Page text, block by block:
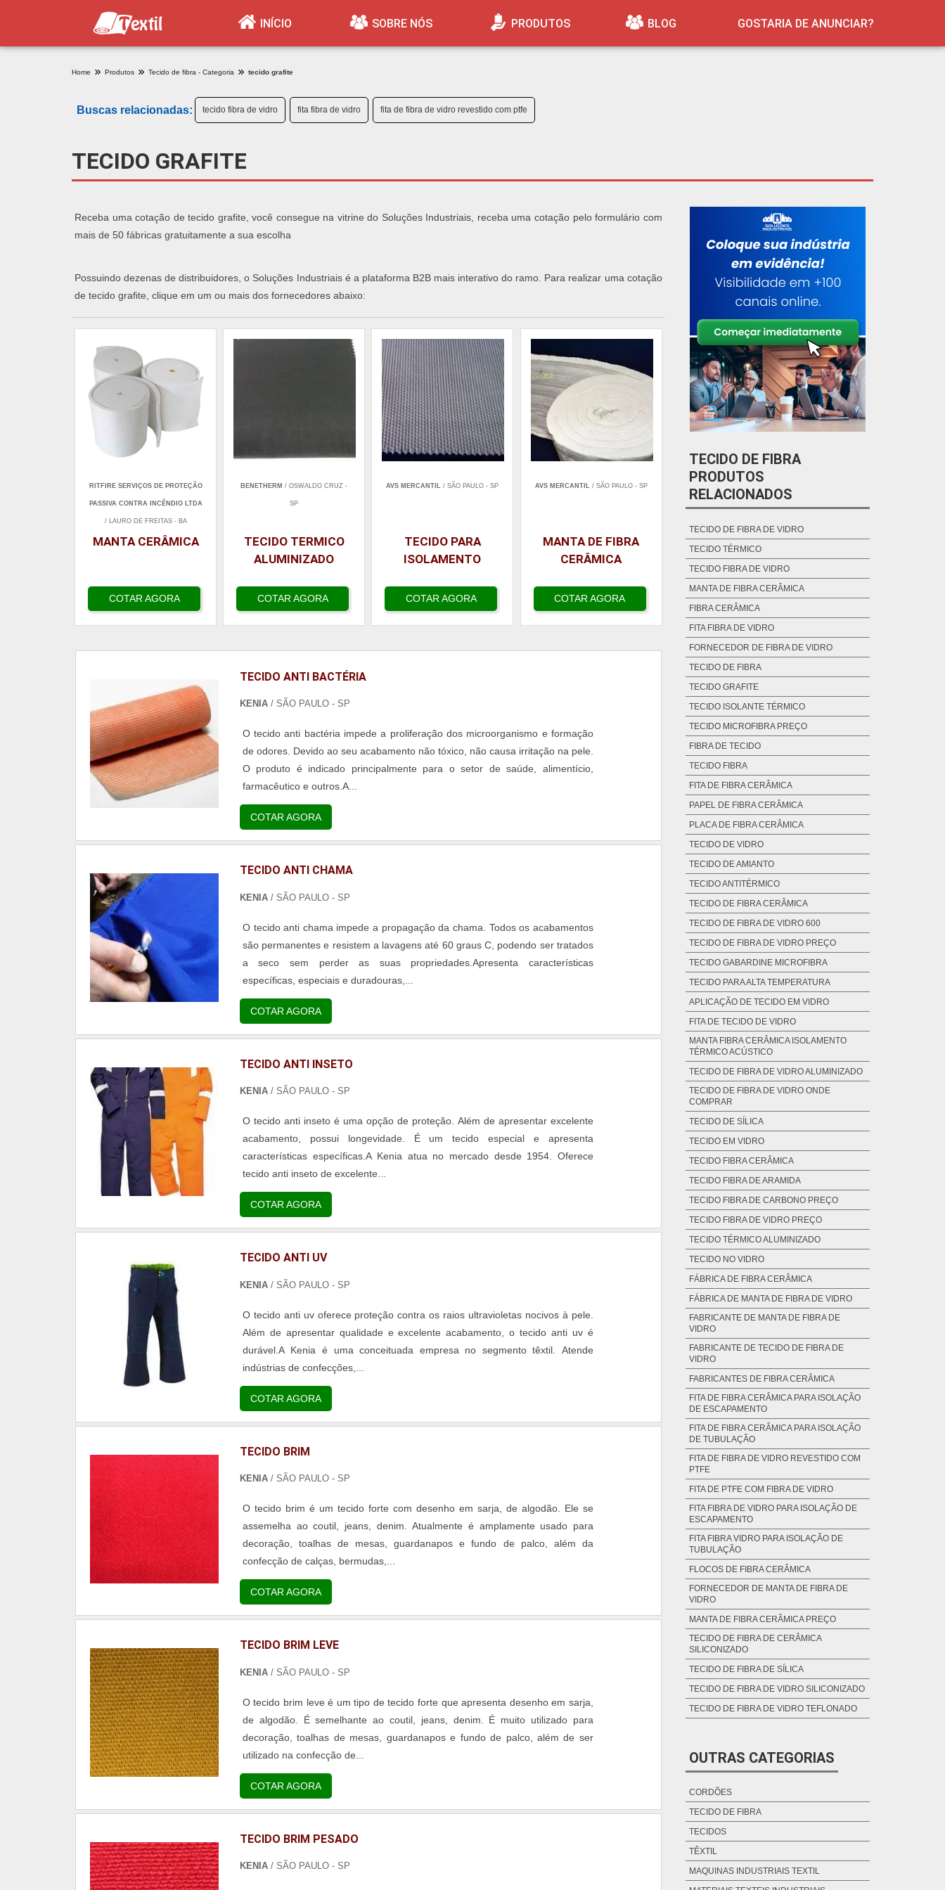
INÍCIO SOBRE NÓS PRODUTOS BLOG GOSTARIA DE ANUNCIAR?
Home Produtos Tecido de fibra - Categoria tecido grafite
Buscas relacionadas: tecido fibra de vidro fita fibra de vidro fita de fibra de vidro revestido com ptfe
TECIDO GRAFITE
Receba uma cotação de tecido grafite, você consegue na vitrine do Soluções Industriais, receba uma cotação pelo formulário com
mais de 50 fábricas gratuitamente a sua escolha
Possuindo dezenas de distribuidores, o Soluções Industriais é a plataforma B2B mais interativo do ramo. Para realizar uma cotação
de tecido grafite, clique em um ou mais dos fornecedores abaixo:
RITFIRE SERVIÇOS DE PROTEÇÃO
PASSIVA CONTRA INCÊNDIO LTDA
/ LAURO DE FREITAS - BA
MANTA CERÂMICA
COTAR AGORA
BENETHERM / OSWALDO CRUZ -
SP
TECIDO TERMICO
ALUMINIZADO
COTAR AGORA
AVS MERCANTIL / SÃO PAULO - SP
TECIDO PARA
ISOLAMENTO
COTAR AGORA
AVS MERCANTIL/ SÃO PAULO - SP
MANTA DE FIBRA
CERÂMICA
COTAR AGORA
TECIDO ANTI BACTÉRIA
KENIA / SÃO PAULO - SP
O tecido anti bactéria impede a proliferação dos microorganismo e formação
de odores. Devido ao seu acabamento não tóxico, não causa irritação na pele.
O produto é indicado principalmente para o setor de saúde, alimentício,
farmacêutico e outros.A...
COTAR AGORA
TECIDO ANTI CHAMA
KENIA / SÃO PAULO - SP
O tecido anti chama impede a propagação da chama. Todos os acabamentos
são permanentes e resistem a lavagens até 60 graus C, podendo ser tratados
a seco sem perder as suas propriedades.Apresenta características
específicas, especiais e duradouras,...
COTAR AGORA
TECIDO ANTI INSETO
KENIA / SÃO PAULO - SP
O tecido anti inseto é uma opção de proteção. Além de apresentar excelente
acabamento, possui longevidade. É um tecido especial e apresenta
características específicas.A Kenia atua no mercado desde 1954. Oferece
tecido anti inseto de excelente...
COTAR AGORA
TECIDO ANTI UV
KENIA / SÃO PAULO - SP
O tecido anti uv oferece proteção contra os raios ultravioletas nocivos à pele.
Além de apresentar qualidade e excelente acabamento, o tecido anti uv é
durável.A Kenia é uma conceituada empresa no segmento têxtil. Atende
indústrias de confecções,...
COTAR AGORA
TECIDO BRIM
KENIA / SÃO PAULO - SP
O tecido brim é um tecido forte com desenho em sarja, de algodão. Ele se
assemelha ao coutil, jeans, denim. Atualmente é amplamente usado para
decoração, toalhas de mesas, guardanapos e fundo de palco, além da
confecção de calças, bermudas,...
COTAR AGORA
TECIDO BRIM LEVE
KENIA / SÃO PAULO - SP
O tecido brim leve é um tipo de tecido forte que apresenta desenho em sarja,
de algodão. É semelhante ao coutil, jeans, denim. É muito utilizado para
decoração, toalhas de mesas, guardanapos e fundo de palco, além de ser
utilizado na confecção de...
COTAR AGORA
TECIDO BRIM PESADO
KENIA / SÃO PAULO - SP
TECIDO DE FIBRA
PRODUTOS
RELACIONADOS
TECIDO DE FIBRA DE VIDRO
TECIDO TÉRMICO
TECIDO FIBRA DE VIDRO
MANTA DE FIBRA CERÂMICA
FIBRA CERÂMICA
FITA FIBRA DE VIDRO
FORNECEDOR DE FIBRA DE VIDRO
TECIDO DE FIBRA
TECIDO GRAFITE
TECIDO ISOLANTE TÉRMICO
TECIDO MICROFIBRA PREÇO
FIBRA DE TECIDO
TECIDO FIBRA
FITA DE FIBRA CERÂMICA
PAPEL DE FIBRA CERÂMICA
PLACA DE FIBRA CERÂMICA
TECIDO DE VIDRO
TECIDO DE AMIANTO
TECIDO ANTITÉRMICO
TECIDO DE FIBRA CERÂMICA
TECIDO DE FIBRA DE VIDRO 600
TECIDO DE FIBRA DE VIDRO PREÇO
TECIDO GABARDINE MICROFIBRA
TECIDO PARA ALTA TEMPERATURA
APLICAÇÃO DE TECIDO EM VIDRO
FITA DE TECIDO DE VIDRO
MANTA FIBRA CERÂMICA ISOLAMENTO
TÉRMICO ACÚSTICO
TECIDO DE FIBRA DE VIDRO ALUMINIZADO
TECIDO DE FIBRA DE VIDRO ONDE
COMPRAR
TECIDO DE SÍLICA
TECIDO EM VIDRO
TECIDO FIBRA CERÂMICA
TECIDO FIBRA DE ARAMIDA
TECIDO FIBRA DE CARBONO PREÇO
TECIDO FIBRA DE VIDRO PREÇO
TECIDO TÉRMICO ALUMINIZADO
TECIDO NO VIDRO
FÁBRICA DE FIBRA CERÂMICA
FÁBRICA DE MANTA DE FIBRA DE VIDRO
FABRICANTE DE MANTA DE FIBRA DE
VIDRO
FABRICANTE DE TECIDO DE FIBRA DE
VIDRO
FABRICANTES DE FIBRA CERÂMICA
FITA DE FIBRA CERÂMICA PARA ISOLAÇÃO
DE ESCAPAMENTO
FITA DE FIBRA CERÂMICA PARA ISOLAÇÃO
DE TUBULAÇÃO
FITA DE FIBRA DE VIDRO REVESTIDO COM
PTFE
FITA DE PTFE COM FIBRA DE VIDRO
FITA FIBRA DE VIDRO PARA ISOLAÇÃO DE
ESCAPAMENTO
FITA FIBRA VIDRO PARA ISOLAÇÃO DE
TUBULAÇÃO
FLOCOS DE FIBRA CERÂMICA
FORNECEDOR DE MANTA DE FIBRA DE
VIDRO
MANTA DE FIBRA CERÂMICA PREÇO
TECIDO DE FIBRA DE CERÂMICA
SILICONIZADO
TECIDO DE FIBRA DE SÍLICA
TECIDO DE FIBRA DE VIDRO SILICONIZADO
TECIDO DE FIBRA DE VIDRO TEFLONADO
OUTRAS CATEGORIAS
CORDÕES
TECIDO DE FIBRA
TECIDOS
TÊXTIL
MAQUINAS INDUSTRIAIS TEXTIL